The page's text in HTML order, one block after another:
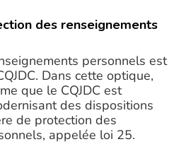
des renseignements
personnels est
Dans cette optique,
que le CQJDC est
des dispositions
de protection des
appelée loi 25.